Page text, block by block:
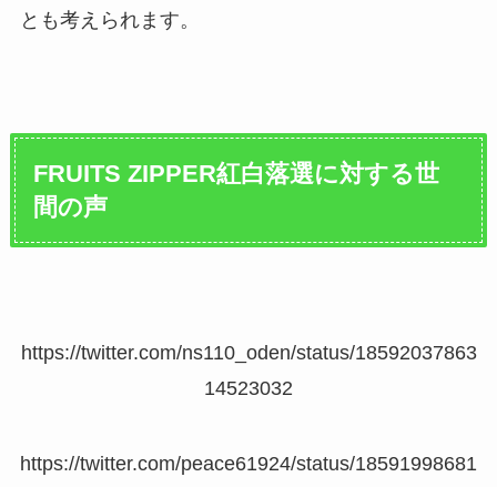
とも考えられます。
FRUITS ZIPPER紅白落選に対する世
間の声
https://twitter.com/ns110_oden/status/18592037863
14523032
https://twitter.com/peace61924/status/18591998681